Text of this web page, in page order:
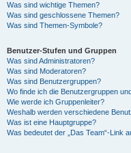
Was sind wichtige Themen?
Was sind geschlossene Themen?
Was sind Themen-Symbole?
Benutzer-Stufen und Gruppen
Was sind Administratoren?
Was sind Moderatoren?
Was sind Benutzergruppen?
Wo finde ich die Benutzergruppen
Wie werde ich Gruppenleiter?
Weshalb werden verschiedene
Was ist eine Hauptgruppe?
Was bedeutet der „Das Team“-Link